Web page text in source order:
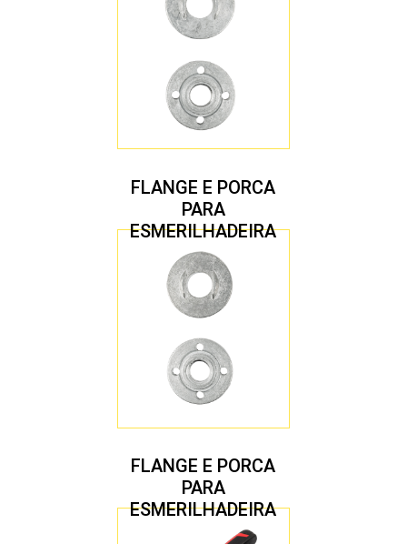
FLANGE E PORCA
PARA
ESMERILHADEIRA
4.1/2″ 22,23 MM
FLANGE E PORCA
PARA
ESMERILHADEIRA
4.1/2″ 20,00 MM